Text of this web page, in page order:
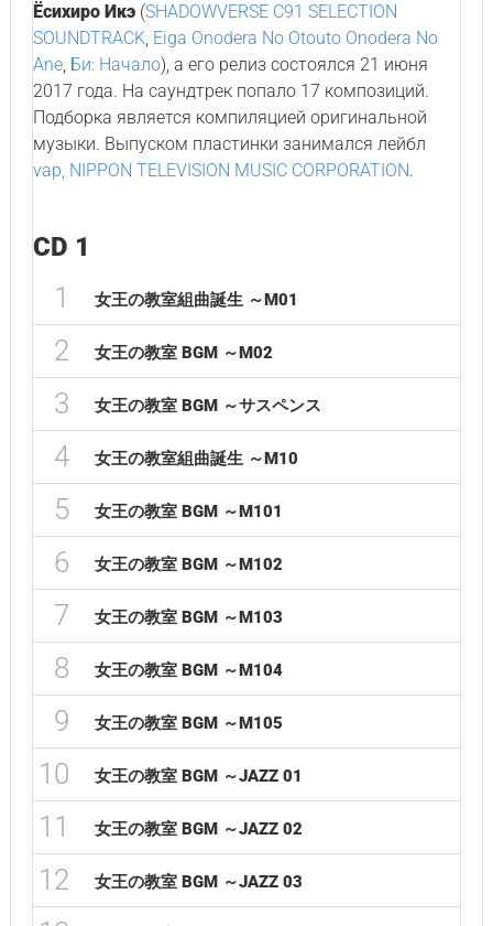
Ёсихиро Икэ(SHADOWVERSE C91 SELECTION
SOUNDTRACK, Eiga Onodera No Otouto Onodera No
Ane, Би: Начало), а его релиз состоялся 21 июня
2017 года. На саундтрек попало 17 композиций.
Подборка является компиляцией оригинальной
музыки. Выпуском пластинки занимался лейбл
vap, NIPPON TELEVISION MUSIC CORPORATION.
CD 1
1 女王の教室組曲誕生 ～M01
2 女王の教室 BGM ～M02
3 女王の教室 BGM ～サスペンス
4 女王の教室組曲誕生 ～M10
5 女王の教室 BGM ～M101
6 女王の教室 BGM ～M102
7 女王の教室 BGM ～M103
8 女王の教室 BGM ～M104
9 女王の教室 BGM ～M105
10 女王の教室 BGM ～JAZZ 01
11 女王の教室 BGM ～JAZZ 02
12 女王の教室 BGM ～JAZZ 03